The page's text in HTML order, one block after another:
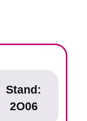
Stand:
2O06